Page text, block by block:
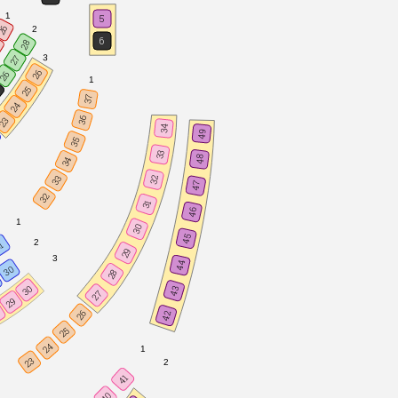
1
2
3
1
2
3
1
2
1
5
6
26
27
28
24
25
26
30
37
36
35
32
34
29
33
30
34
33
32
23
49
48
31
24
25
30
29
47
27
26
44
46
45
28
43
42
41